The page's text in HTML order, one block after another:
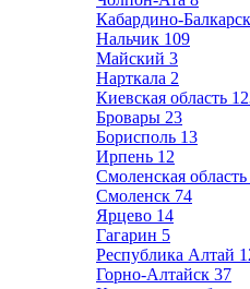
Кабардино-
Нальчик 109
Майский 3
Нарткала 2
Киевская область
Бровары 23
Борисполь 13
Ирпень 12
Смоленская область
Смоленск 74
Ярцево 14
Гагарин 5
Республика Алтай
Горно-Алтайск 37